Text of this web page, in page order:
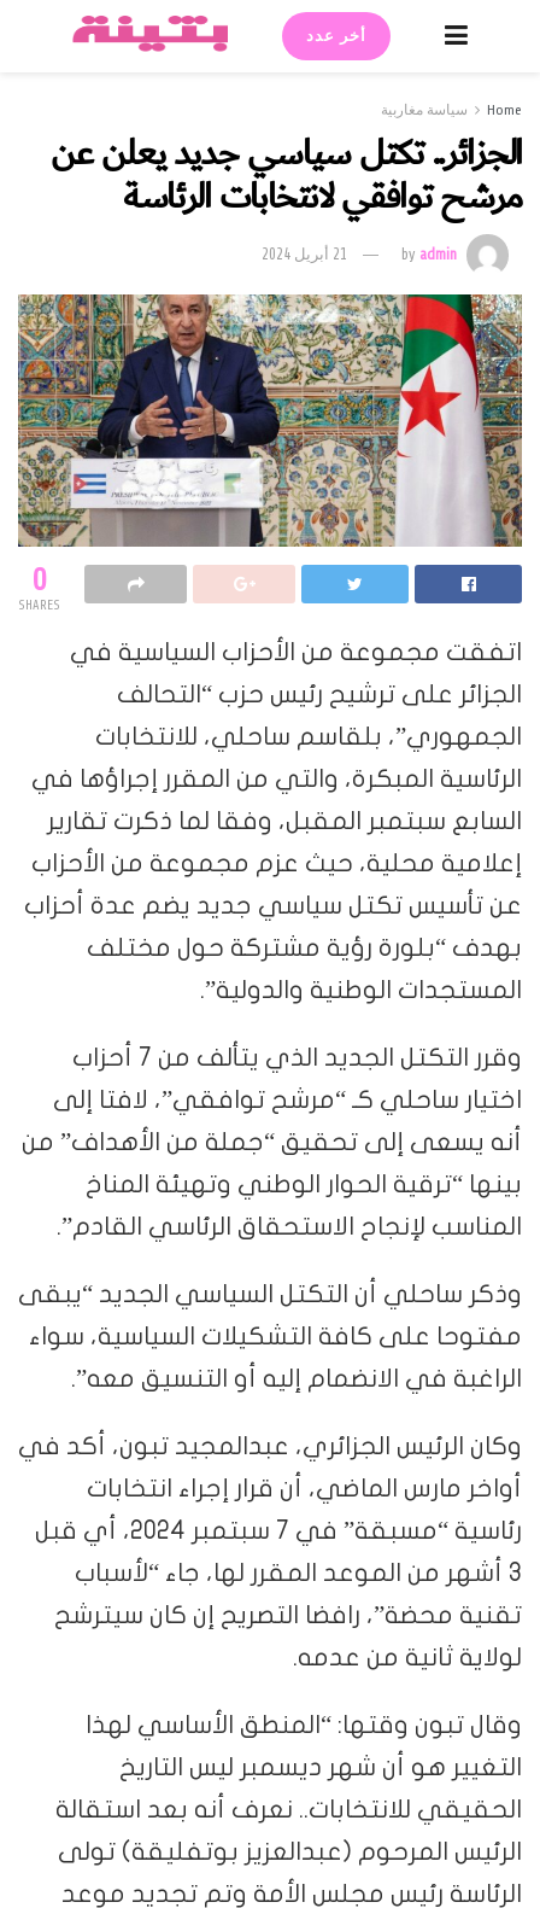
أخر عدد
Home سياسة مغاربية
الجزائر.. تكتل سياسي جديد يعلن عن
مرشح توافقي لانتخابات الرئاسة
byadmin 21 أبريل 2024
0
SHARES
اتفقت مجموعة من الأحزاب السياسية في
الجزائر على ترشيح رئيس حزب “التحالف
الجمهوري”، بلقاسم ساحلي، للانتخابات
الرئاسية المبكرة، والتي من المقرر إجراؤها في
السابع سبتمبر المقبل، وفقا لما ذكرت تقارير
إعلامية محلية، حيث عزم مجموعة من الأحزاب
عن تأسيس تكتل سياسي جديد يضم عدة أحزاب
بهدف “بلورة رؤية مشتركة حول مختلف
المستجدات الوطنية والدولية”.
وقرر التكتل الجديد الذي يتألف من 7 أحزاب
اختيار ساحلي كـ “مرشح توافقي”، لافتا إلى
أنه يسعى إلى تحقيق “جملة من الأهداف” من
بينها “ترقية الحوار الوطني وتهيئة المناخ
المناسب لإنجاح الاستحقاق الرئاسي القادم”.
وذكر ساحلي أن التكتل السياسي الجديد “يبقى
مفتوحا على كافة التشكيلات السياسية، سواء
الراغبة في الانضمام إليه أو التنسيق معه”.
وكان الرئيس الجزائري، عبدالمجيد تبون، أكد في
أواخر مارس الماضي، أن قرار إجراء انتخابات
رئاسية “مسبقة” في 7 سبتمبر 2024، أي قبل
3 أشهر من الموعد المقرر لها، جاء “لأسباب
تقنية محضة”، رافضا التصريح إن كان سيترشح
لولاية ثانية من عدمه.
وقال تبون وقتها: “المنطق الأساسي لهذا
التغيير هو أن شهر ديسمبر ليس التاريخ
الحقيقي للانتخابات.. نعرف أنه بعد استقالة
الرئيس المرحوم (عبدالعزيز بوتفليقة) تولى
الرئاسة رئيس مجلس الأمة وتم تجديد موعد